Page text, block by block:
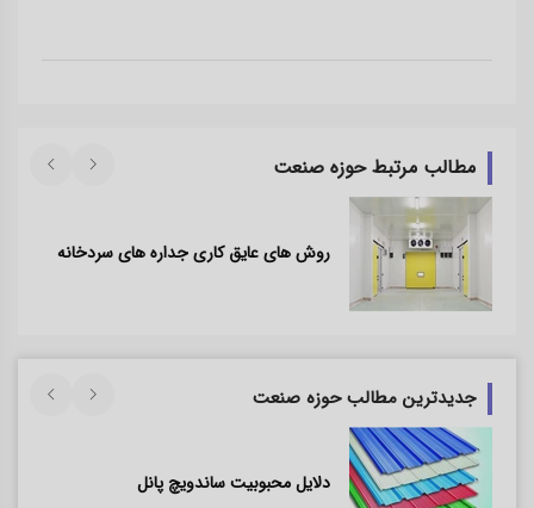
مطالب مرتبط حوزه صنعت
روش‌ های عایق کاری جداره‌ های سردخانه
جدیدترین مطالب حوزه صنعت
دلایل محبوبیت ساندویچ پانل